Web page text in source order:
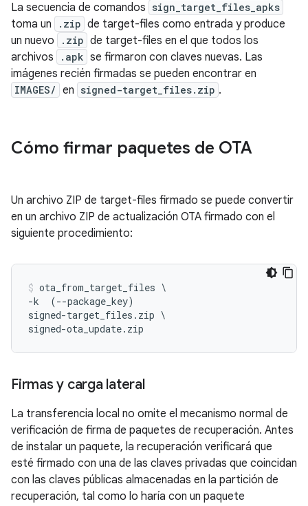
La secuencia de comandos sign_target_files_apks
toma un .zip de target-files como entrada y produce
un nuevo
.zip de target-files en el que todos los
archivos
.apk se firmaron con claves nuevas. Las
imágenes recién firmadas se pueden encontrar en
IMAGES/ en signed-target_files.zip .
Cómo firmar paquetes de OTA
Un archivo ZIP de target-files firmado se puede convertir
en un archivo ZIP de actualización OTA firmado con el
siguiente procedimiento:
ota_from_target_files \
-k  (--package_key)
signed-target_files.zip \
signed-ota_update.zip
Firmas y carga lateral
La transferencia local no omite el mecanismo normal de
verificación de firma de paquetes de recuperación. Antes
de instalar un paquete, la recuperación verificará que
esté firmado con una de las claves privadas que coincidan
con las claves públicas almacenadas en la partición de
recuperación, tal como lo haría con un paquete